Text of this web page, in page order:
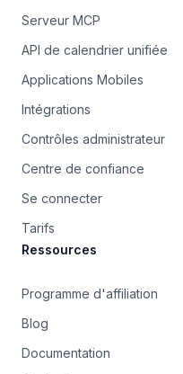
Serveur MCP
API de calendrier unifiée
Applications Mobiles
Intégrations
Contrôles administrateur
Centre de confiance
Se connecter
Tarifs
Ressources
Programme d'affiliation
Blog
Documentation